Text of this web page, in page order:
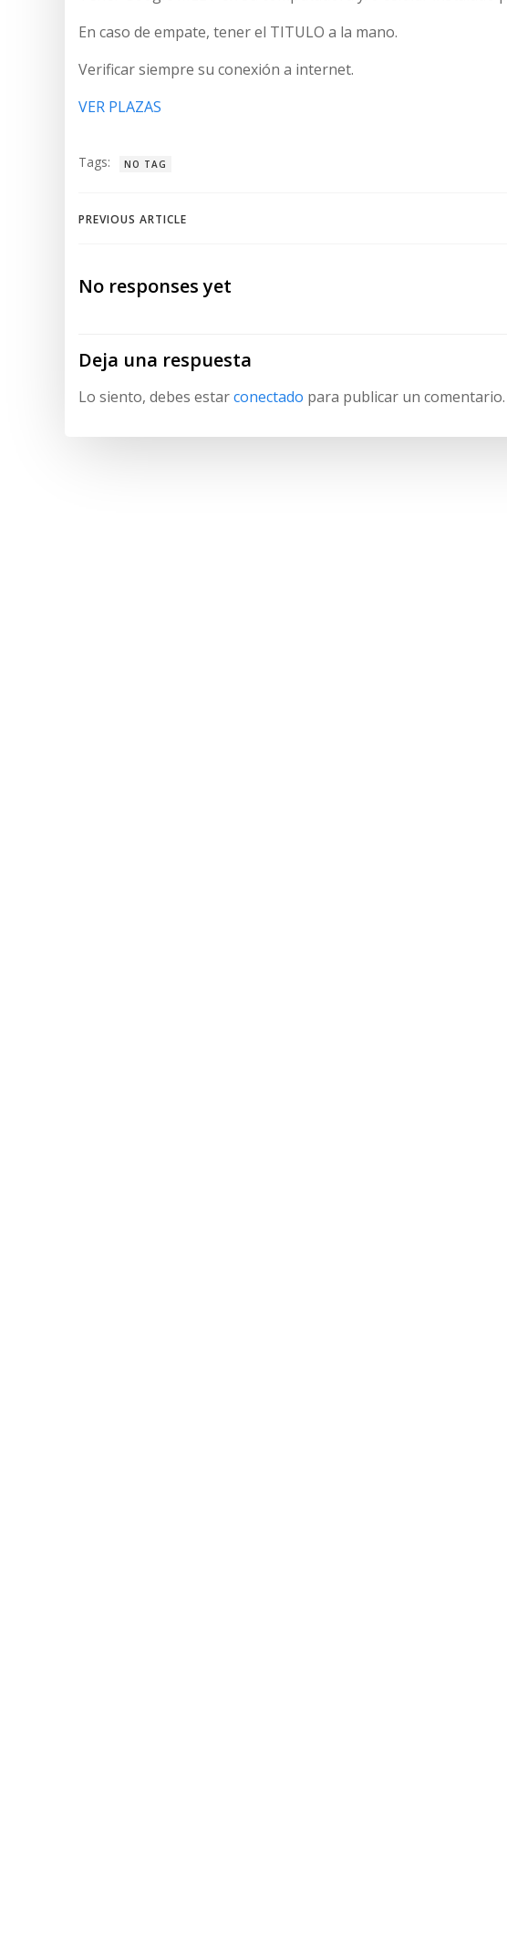
En caso de empate, tener el TITULO a la mano.
Verificar siempre su conexión a internet.
VER PLAZAS
Tags: NO TAG
Navegación
de
entradas
PREVIOUS ARTICLE
No responses yet
Deja una respuesta
Lo siento, debes estarconectado para publicar un comentario.